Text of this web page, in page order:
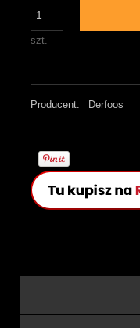
szt.
Producent: Derfoos